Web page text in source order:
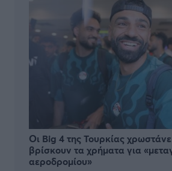
Οι Big 4 της Τουρκίας
βρίσκουν τα χρήματα για
αεροδρομίου»